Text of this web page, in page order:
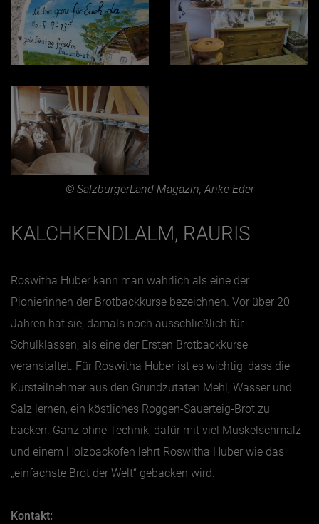
© SalzburgerLand Magazin, Anke Eder
KALCHKENDLALM, RAURIS
Roswitha Huber kann man wahrlich als eine der
Pionierinnen der Brotbackkurse bezeichnen. Vor über 20
Jahren hat sie, damals noch ausschließlich für
Schulklassen, als eine der Ersten Brotbackkurse
veranstaltet. Für Roswitha Huber ist es wichtig, dass die
Kursteilnehmer aus den Grundzutaten Mehl, Wasser und
Salz lernen, ein köstliches Roggen-Sauerteig-Brot zu
backen. Ganz ohne Technik, dafür mit viel Muskelschmalz
und einem Holzbackofen lehrt Roswitha Huber wie das
„einfachste Brot der Welt“ gebacken wird.
Kontakt: